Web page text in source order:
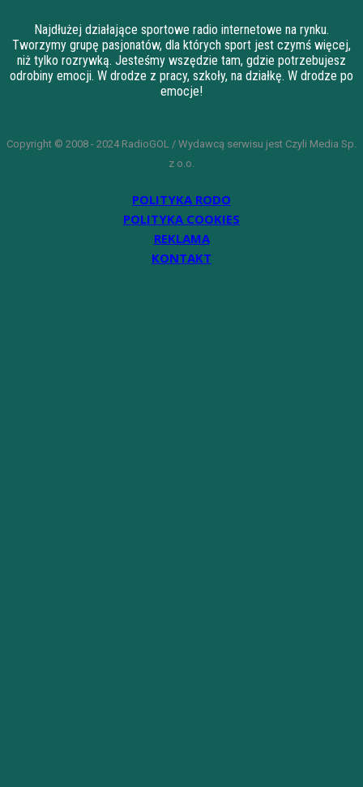
Najdłużej działające sportowe radio internetowe na rynku.
Tworzymy grupę pasjonatów, dla których sport jest czymś więcej,
niż tylko rozrywką. Jesteśmy wszędzie tam, gdzie potrzebujesz
odrobiny emocji. W drodze z pracy, szkoły, na działkę. W drodze po
emocje!
Copyright © 2008 - 2024 RadioGOL / Wydawcą serwisu jest Czyli Media Sp.
z o.o.
POLITYKA RODO
POLITYKA COOKIES
REKLAMA
KONTAKT